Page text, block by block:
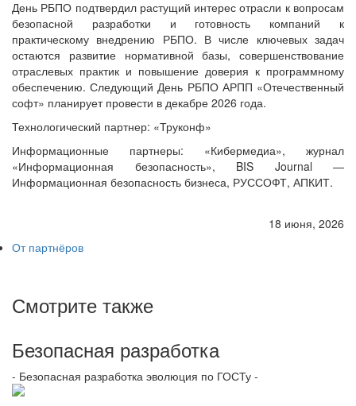
День РБПО подтвердил растущий интерес отрасли к вопросам
безопасной разработки и готовность компаний к
практическому внедрению РБПО. В числе ключевых задач
остаются развитие нормативной базы, совершенствование
отраслевых практик и повышение доверия к программному
обеспечению. Следующий День РБПО АРПП «Отечественный
софт» планирует провести в декабре 2026 года.
Технологический партнер: «Труконф»
Информационные партнеры: «Кибермедиа», журнал
«Информационная безопасность», BIS Journal —
Информационная безопасность бизнеса, РУССОФТ, АПКИТ.
18 июня, 2026
От партнёров
Смотрите также
Безопасная разработка
- Безопасная разработка эволюция по ГОСТу -